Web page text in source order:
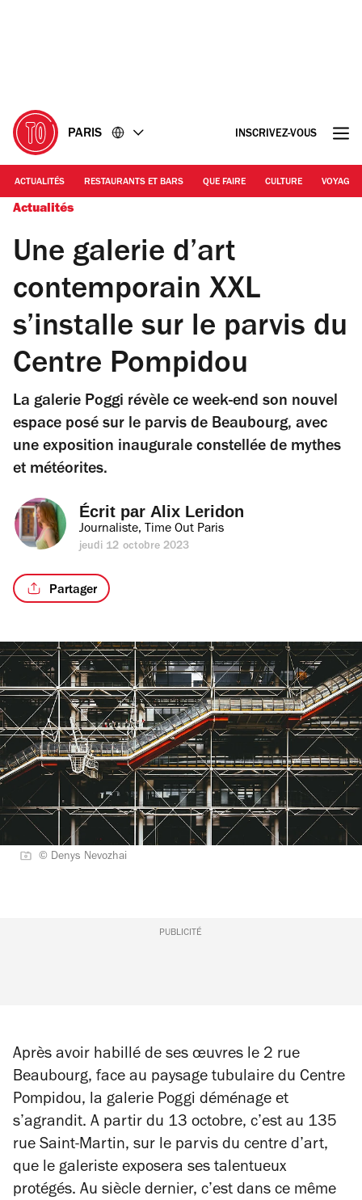
PARIS INSCRIVEZ-VOUS
ACTUALITÉS RESTAURANTS ET BARS QUE FAIRE CULTURE VOYAGE
Actualités
Une galerie d’art
contemporain XXL
s’installe sur le parvis du
Centre Pompidou
La galerie Poggi révèle ce week-end son nouvel
espace posé sur le parvis de Beaubourg, avec
une exposition inaugurale constellée de mythes
et météorites.
Écrit par Alix Leridon
Journaliste, Time Out Paris
jeudi 12 octobre 2023
Partager
© Denys Nevozhai
PUBLICITÉ
Après avoir habillé de ses œuvres le 2 rue
Beaubourg, face au paysage tubulaire du Centre
Pompidou, la galerie Poggi déménage et
s’agrandit. A partir du 13 octobre, c’est au 135
rue Saint-Martin, sur le parvis du centre d’art,
que le galeriste exposera ses talentueux
protégés. Au siècle dernier, c’est dans ce même